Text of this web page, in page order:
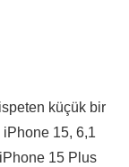
küçük bir
iPhone 15, 6,1
15 Plus